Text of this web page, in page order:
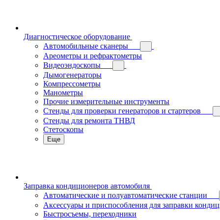
Диагностическое оборудование
Автомобильные сканеры
Ареометры и рефрактометры
Видеоэндоскопы
Дымогенераторы
Компрессометры
Манометры
Прочие измерительные инструменты
Стенды для проверки генераторов и стартеров
Стенды для ремонта ТНВД
Стетоскопы
Еще
Заправка кондиционеров автомобиля
Автоматические и полуавтоматические станции
Аксессуары и приспособления для заправки
Быстросъемы, переходники